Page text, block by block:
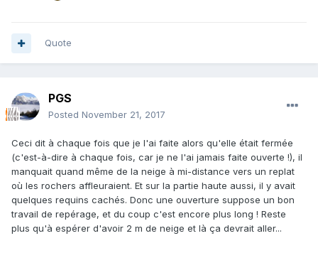
Quote
PGS
Posted November 21, 2017
Ceci dit à chaque fois que je l'ai faite alors qu'elle était fermée
(c'est-à-dire à chaque fois, car je ne l'ai jamais faite ouverte !), il
manquait quand même de la neige à mi-distance vers un replat
où les rochers affleuraient. Et sur la partie haute aussi, il y avait
quelques requins cachés. Donc une ouverture suppose un bon
travail de repérage, et du coup c'est encore plus long ! Reste
plus qu'à espérer d'avoir 2 m de neige et là ça devrait aller...